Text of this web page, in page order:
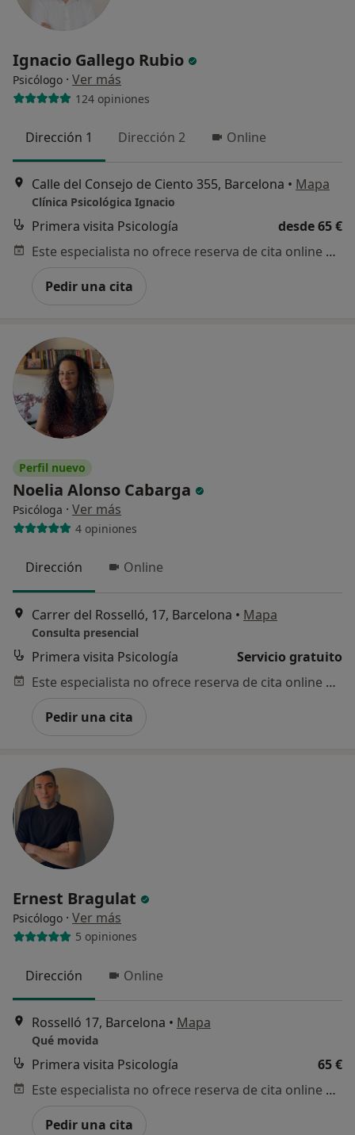
Ignacio Gallego Rubio
Psicólogo · Ver más
124 opiniones
Dirección 1 Dirección 2 Online
Calle del Consejo de Ciento 355, Barcelona • Mapa
Clínica Psicológica Ignacio
Primera visita Psicología
desde 65 €
Este especialista no ofrece reserva de cita online en esta dirección.
Pedir una cita
Perfil nuevo
Noelia Alonso Cabarga
Psicóloga · Ver más
4 opiniones
Dirección Online
Carrer del Rosselló, 17, Barcelona • Mapa
Consulta presencial
Primera visita Psicología
Servicio gratuito
Este especialista no ofrece reserva de cita online en esta dirección.
Pedir una cita
Ernest Bragulat
Psicólogo · Ver más
5 opiniones
Dirección Online
Rosselló 17, Barcelona • Mapa
Qué movida
Primera visita Psicología
65 €
Este especialista no ofrece reserva de cita online en esta dirección.
Pedir una cita